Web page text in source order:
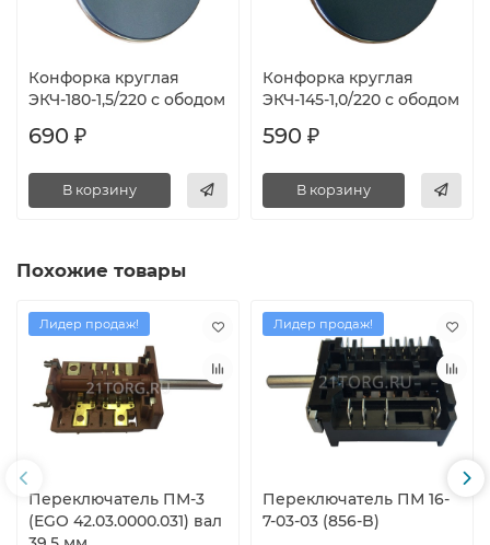
Конфорка круглая
ЭКЧ-180-1,5/220 с ободом
690 ₽
В корзину
Конфорка круглая
ЭКЧ-145-1,0/220 с ободом
590 ₽
В корзину
Похожие товары
Лидер продаж!
Переключатель ПМ-3
(EGO 42.03.0000.031) вал
Лидер продаж!
Переключатель ПМ 16-
7-03-03 (856-B)